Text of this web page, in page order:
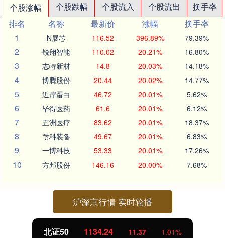
个股涨幅 个股跌幅 个股流入 个股流出
换手率
排名
名称 最新价 涨幅
换手率
1
N展芯 116.52 396.89% 79.39%
2 锐翔智能 110.02 20.21% 16.80%
3 志特新材 14.8 20.03% 14.18%
4 博腾股份 20.44 20.02% 14.77%
5 近岸蛋白 46.72 20.01% 5.62%
6 毕得医药 61.6 20.01% 6.12%
7 五洲医疗 83.62 20.01% 18.37%
8 耐科装备 49.67 20.01% 6.83%
9 一博科技 53.33 20.01% 17.26%
10 方邦股份 146.16 20.00% 7.68%
沪深京行情 实时轮播
北证50 1134.24 11.37 1.01%